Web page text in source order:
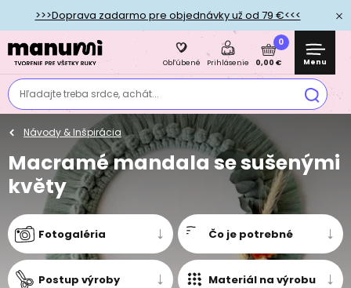
>>>Doprava zadarmo pre objednávky už od 79 €<<<
Hľadajte treba srdce, achát...
Obľúbené Prihlásenie
0
0,00 € Menu
Návody & Inšpirácia
Macramé mandala se sušenými
květy
Fotogaléria Čo je potrebné
Postup výroby Materiál na výrobu